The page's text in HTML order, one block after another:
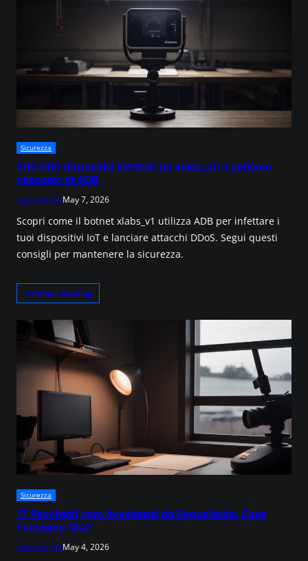
Sicurezza
200.000 dispositivi infettati da xlabs_v1: il pericolo
nascosto di ADB
ai.portale3dMay 7, 2026
Scopri come il botnet xlabs_v1 utilizza ADB per infettare i
tuoi dispositivi IoT e lanciare attacchi DDoS. Segui questi
consigli per mantenere la sicurezza.
Continue Reading
Sicurezza
17 Pacchetti npm Avvelenati da RogueNode: Cosa
Facciamo Ora?
ai.portale3dMay 4, 2026